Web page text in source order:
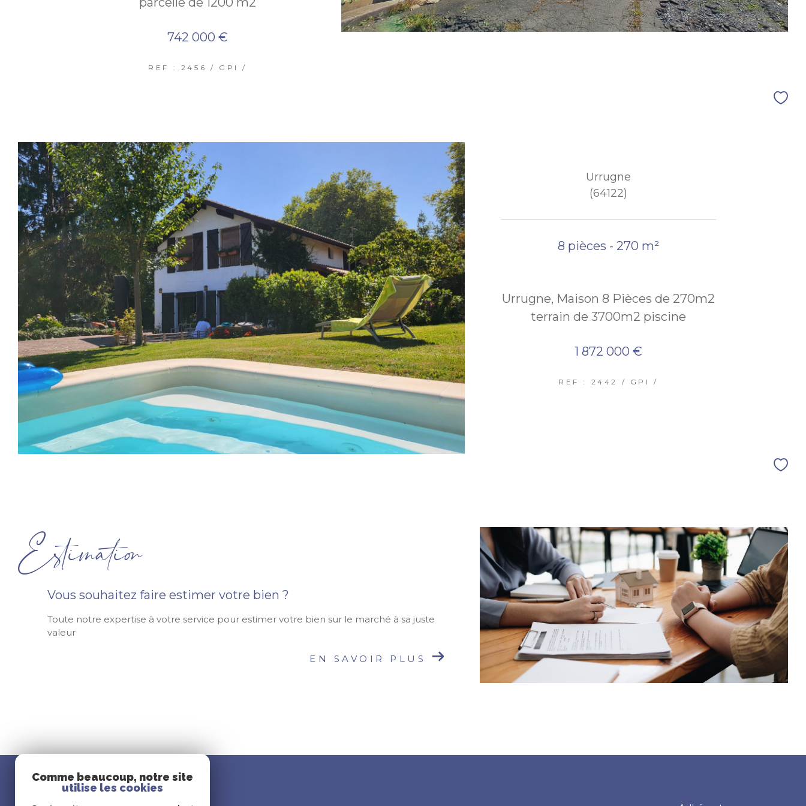
742 000 €
REF : 2456 / GPI /
Urrugne
(64122)
8 pièces - 270 m²
Urrugne, Maison 8 Pièces de 270m2
terrain de 3700m2 piscine
1 872 000 €
REF : 2442 / GPI /
Estimation
Vous souhaitez faire estimer votre bien ?
Toute notre expertise à votre service pour estimer votre bien sur le marché à sa juste
valeur
EN SAVOIR PLUS
Comme beaucoup, notre site
utilise les cookies